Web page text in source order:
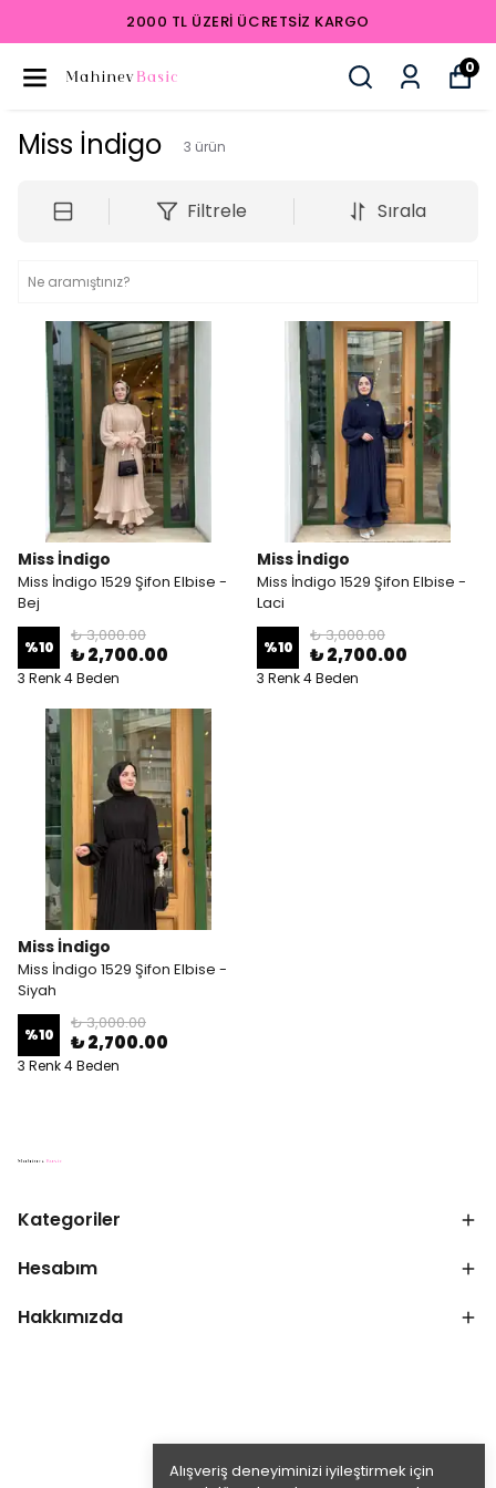
2000 TL ÜZERI ÜCRETSIZ KARGO
0
Alışveriş deneyiminizi iyileştirmek için
Miss İndigo 3 ürün
Filtrele Sırala
Miss İndigo
Miss İndigo 1529 Şifon Elbise -
Bej
%10
₺ 3,000.00
₺ 2,700.00
3 Renk 4 Beden
Miss İndigo
Miss İndigo 1529 Şifon Elbise -
Laci
%10
₺ 3,000.00
₺ 2,700.00
3 Renk 4 Beden
Miss İndigo
Miss İndigo 1529 Şifon Elbise -
Siyah
%10
₺ 3,000.00
₺ 2,700.00
3 Renk 4 Beden
Kategoriler
Hesabım
Hakkımızda